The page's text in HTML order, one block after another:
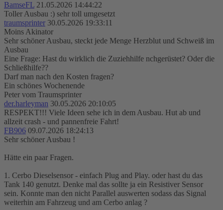
BamseFL 21.05.2026 14:44:22
Toller Ausbau :) sehr toll umgesetzt
traumsprinter 30.05.2026 19:33:11
Moins Akinator
Sehr schöner Ausbau, steckt jede Menge Herzblut und Schweiß im
Ausbau
Eine Frage: Hast du wirklich die Zuziehhilfe nchgerüstet? Oder die
Schließhilfe??
Darf man nach den Kosten fragen?
Ein schönes Wochenende
Peter vom Traumsprinter
der.harleyman 30.05.2026 20:10:05
RESPEKT!!! Viele Ideen sehe ich in dem Ausbau. Hut ab und
allzeit crash - und pannenfreie Fahrt!
FB906 09.07.2026 18:24:13
Sehr schöner Ausbau !
Hätte ein paar Fragen.
1. Cerbo Dieselsensor - einfach Plug and Play. oder hast du das
Tank 140 genutzt. Denke mal das sollte ja ein Resistiver Sensor
sein. Konnte man den nicht Parallel auswerten sodass das Signal
weiterhin am Fahrzeug und am Cerbo anlag ?